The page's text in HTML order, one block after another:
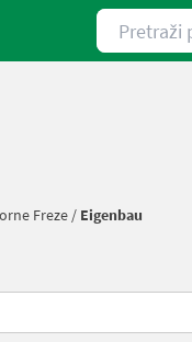
Pretraži
Freze / Eigenbau